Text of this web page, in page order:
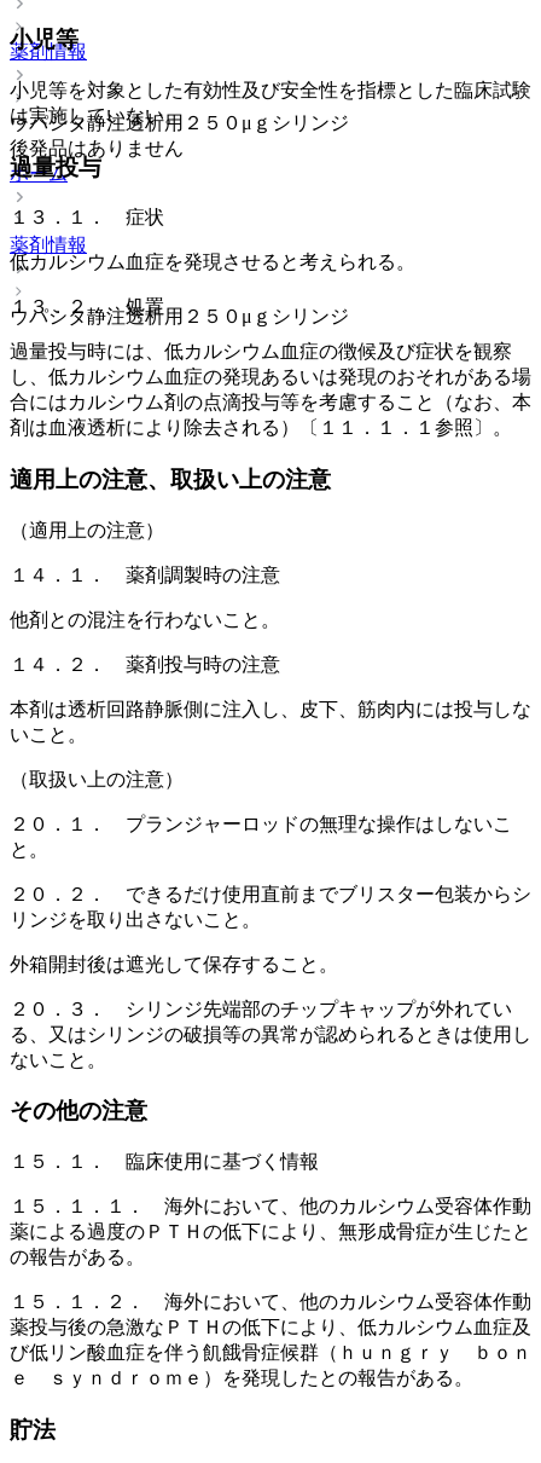
薬剤情報
ウパシタ静注透析用２５０μｇシリンジ
後発品はありません
ホーム
薬剤情報
ウパシタ静注透析用２５０μｇシリンジ
小児等
小児等を対象とした有効性及び安全性を指標とした臨床試験
は実施していない。
過量投与
１３．１． 症状
低カルシウム血症を発現させると考えられる。
１３．２． 処置
過量投与時には、低カルシウム血症の徴候及び症状を観察
し、低カルシウム血症の発現あるいは発現のおそれがある場
合にはカルシウム剤の点滴投与等を考慮すること（なお、本
剤は血液透析により除去される）〔１１．１．１参照〕。
適用上の注意、取扱い上の注意
（適用上の注意）
１４．１． 薬剤調製時の注意
他剤との混注を行わないこと。
１４．２． 薬剤投与時の注意
本剤は透析回路静脈側に注入し、皮下、筋肉内には投与しな
いこと。
（取扱い上の注意）
２０．１． プランジャーロッドの無理な操作はしないこ
と。
２０．２． できるだけ使用直前までブリスター包装からシ
リンジを取り出さないこと。
外箱開封後は遮光して保存すること。
２０．３． シリンジ先端部のチップキャップが外れてい
る、又はシリンジの破損等の異常が認められるときは使用し
ないこと。
その他の注意
１５．１． 臨床使用に基づく情報
１５．１．１． 海外において、他のカルシウム受容体作動
薬による過度のＰＴＨの低下により、無形成骨症が生じたと
の報告がある。
１５．１．２． 海外において、他のカルシウム受容体作動
薬投与後の急激なＰＴＨの低下により、低カルシウム血症及
び低リン酸血症を伴う飢餓骨症候群（ｈｕｎｇｒｙ ｂｏｎ
ｅ ｓｙｎｄｒｏｍｅ）を発現したとの報告がある。
貯法